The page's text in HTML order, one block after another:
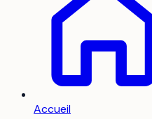
Accueil